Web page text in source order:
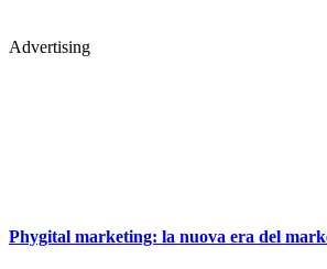
Advertising
Phygital marketing: la nuova era del